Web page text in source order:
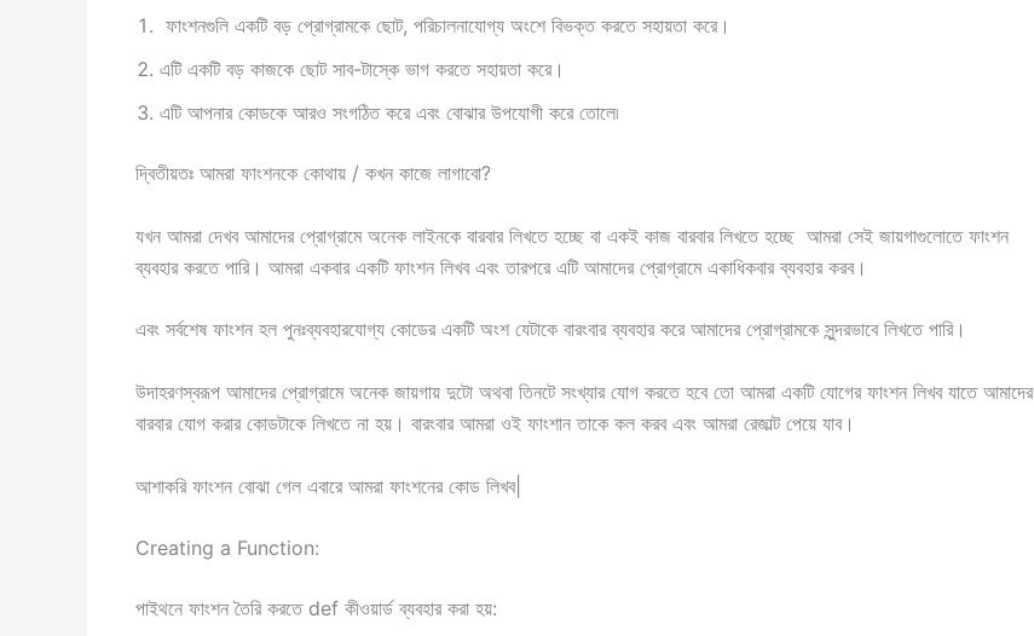
ফাংশনগুলি একটি বড় প্রোগ্রামকে ছোট, পরিচালনাযোগ্য অংশে বিভক্ত করতে সহায়তা করে।
এটি একটি বড় কাজকে ছোট সাব-টাস্কে ভাগ করতে সহায়তা করে।
এটি আপনার কোডকে আরও সংগঠিত করে এবং বোঝার উপযোগী করে তোলে৷
দ্বিতীয়তঃ আমরা ফাংশনকে কোথায় / কখন কাজে লাগাবো?
যখন আমরা দেখব আমাদের প্রোগ্রামে অনেক লাইনকে বারবার লিখতে হচ্ছে বা একই কাজ বারবার লিখতে হচ্ছে আমরা সেই জায়গাগুলোতে ফাংশন
ব্যবহার করতে পারি। আমরা একবার একটি ফাংশন লিখব এবং তারপরে এটি আমাদের প্রোগ্রামে একাধিকবার ব্যবহার করব।
এবং সর্বশেষ ফাংশন হল পুনঃব্যবহারযোগ্য কোডের একটি অংশ যেটাকে বারংবার ব্যবহার করে আমাদের প্রোগ্রামকে সুন্দরভাবে লিখতে পারি।
উদাহরণস্বরূপ আমাদের প্রোগ্রামে অনেক জায়গায় দুটো অথবা তিনটে সংখ্যার যোগ করতে হবে তো আমরা একটি যোগের ফাংশন লিখব যাতে আমাদের
বারবার যোগ করার কোডটাকে লিখতে না হয়। বারংবার আমরা ওই ফাংশান তাকে কল করব এবং আমরা রেজাল্ট পেয়ে যাব।
আশাকরি ফাংশন বোঝা গেল এবারে আমরা ফাংশনের কোড লিখব|
Creating a Function:
পাইথনে ফাংশন তৈরি করতে def কীওয়ার্ড ব্যবহার করা হয়: